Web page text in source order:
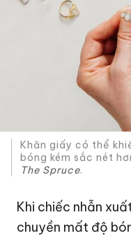
Khăn giấy có thể
bóng kém sắc nét
The Spruce.
Khi chiếc nhẫn
chuyền mất độ